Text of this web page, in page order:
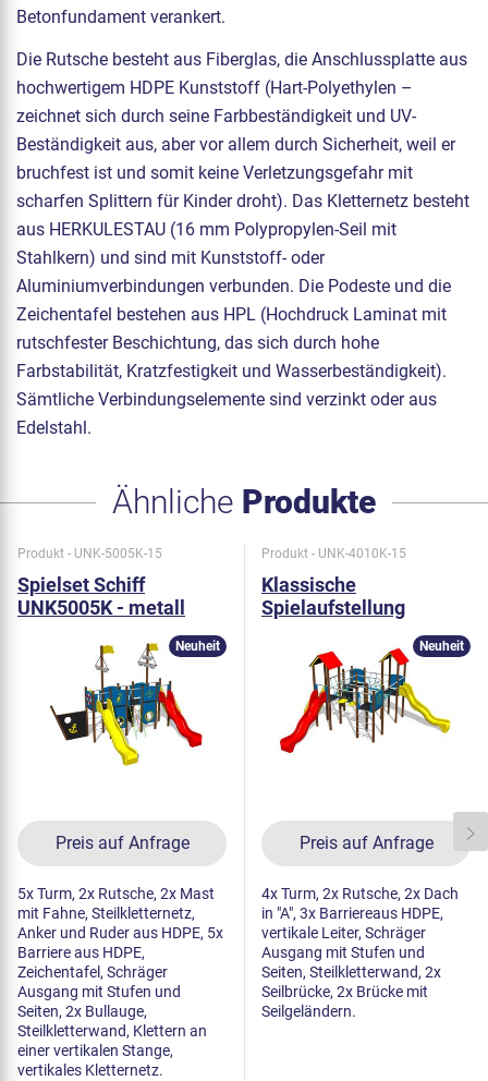
Betonfundament verankert.
Die Rutsche besteht aus Fiberglas, die Anschlussplatte aus
hochwertigem HDPE Kunststoff (Hart-Polyethylen –
zeichnet sich durch seine Farbbeständigkeit und UV-
Beständigkeit aus, aber vor allem durch Sicherheit, weil er
bruchfest ist und somit keine Verletzungsgefahr mit
scharfen Splittern für Kinder droht). Das Kletternetz besteht
aus HERKULESTAU (16 mm Polypropylen-Seil mit
Stahlkern) und sind mit Kunststoff- oder
Aluminiumverbindungen verbunden. Die Podeste und die
Zeichentafel bestehen aus HPL (Hochdruck Laminat mit
rutschfester Beschichtung, das sich durch hohe
Farbstabilität, Kratzfestigkeit und Wasserbeständigkeit).
Sämtliche Verbindungselemente sind verzinkt oder aus
Edelstahl.
Ähnliche Produkte
Produkt - UNK-5005K-15
Spielset Schiff
UNK5005K - metall
Preis auf Anfrage
Neuheit
5x Turm, 2x Rutsche, 2x Mast
mit Fahne, Steilkletternetz,
Anker und Ruder aus HDPE, 5x
Barriere aus HDPE,
Zeichentafel, Schräger
Ausgang mit Stufen und
Seiten, 2x Bullauge,
Steilkletterwand, Klettern an
einer vertikalen Stange,
vertikales Kletternetz.
Produkt - UNK-4010K-15
Klassische
Spielaufstellung
UNK4010K - metall
Preis auf Anfrage
Neuheit
4x Turm, 2x Rutsche, 2x Dach
in "A", 3x Barriereaus HDPE,
vertikale Leiter, Schräger
Ausgang mit Stufen und
Seiten, Steilkletterwand, 2x
Seilbrücke, 2x Brücke mit
Seilgeländern.